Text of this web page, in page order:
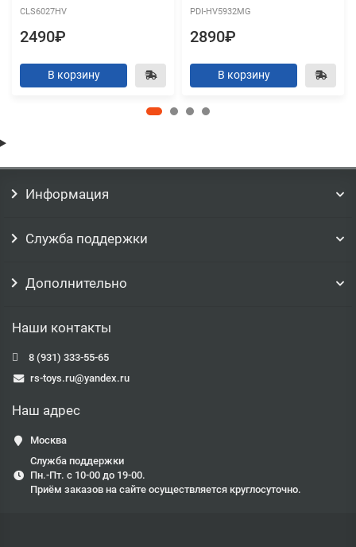
CLS6027HV
2490₽
В корзину
PDI-HV5932MG
2890₽
В корзину
Информация
Служба поддержки
Дополнительно
Наши контакты
8 (931) 333-55-65
rs-toys.ru@yandex.ru
Наш адрес
Москва
Служба поддержки
Пн.-Пт. с 10-00 до 19-00.
Приём заказов на сайте осуществляется круглосуточно.